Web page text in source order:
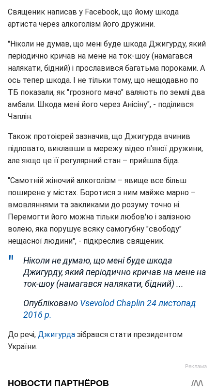
Священик написав у Facebook, що йому шкода
артиста через алкоголізм його дружини.
"Ніколи не думав, що мені буде шкода Джигурду, який
періодично кричав на мене на ток-шоу (намагався
налякати, бідний) і прославився багатьма пороками. А
ось тепер шкода. І не тільки тому, що нещодавно по
ТБ показали, як "грозного мачо" валяють по землі два
амбали. Шкода мені його через Анісіну", - поділився
Чаплін.
Також протоієрей зазначив, що Джигурда вчинив
підловато, виклавши в мережу відео п'яної дружини,
але якщо це її регулярний стан – прийшла біда.
"Самотній жіночий алкоголізм – явище все більш
поширене у містах. Боротися з ним майже марно –
вмовляннями та закликами до розуму точно ні.
Перемогти його можна тільки любов'ю і залізною
волею, яка порушує всяку самогубну "свободу"
нещасної людини", - підкреслив священик.
Ніколи не думаю, що мені буде шкода
Джигурду, який періодично кричав на мене на
ток-шоу (намагався налякати, бідний) ...
Опубліковано Vsevolod Chaplin 24 листопад
2016 р.
До речі, Джигурда зібрався стати президентом
України.